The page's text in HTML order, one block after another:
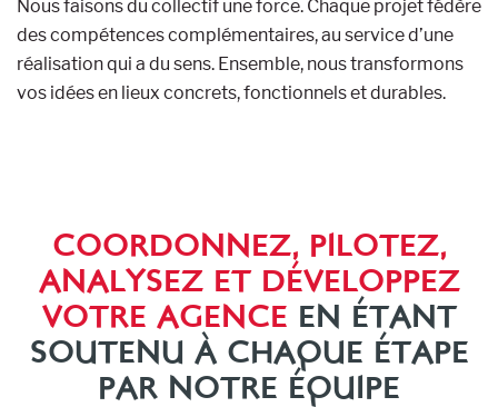
Nous faisons du collectif une force. Chaque projet fédère
des compétences complémentaires, au service d’une
réalisation qui a du sens. Ensemble, nous transformons
vos idées en lieux concrets, fonctionnels et durables.
COORDONNEZ, PILOTEZ,
ANALYSEZ ET DÉVELOPPEZ
VOTRE AGENCE EN ÉTANT
SOUTENU À CHAQUE ÉTAPE
PAR NOTRE ÉQUIPE